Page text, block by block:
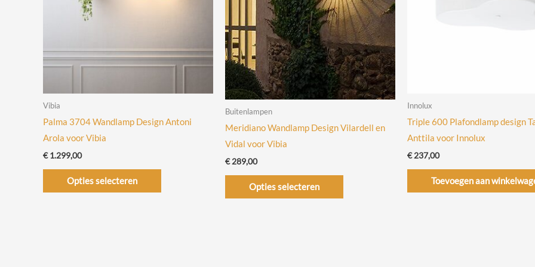
Vibia
Palma 3704 Wandlamp Design Antoni
Arola voor Vibia
€1.299,00
Opties selecteren
Dit
Buitenlampen
Meridiano Wandlamp Design Vilardell en
Vidal voor Vibia
€289,00
Opties selecteren
Dit
Innolux
Triple 600 Plafondlamp design
Anttila voor Innolux
€237,00
Toevoegen aan